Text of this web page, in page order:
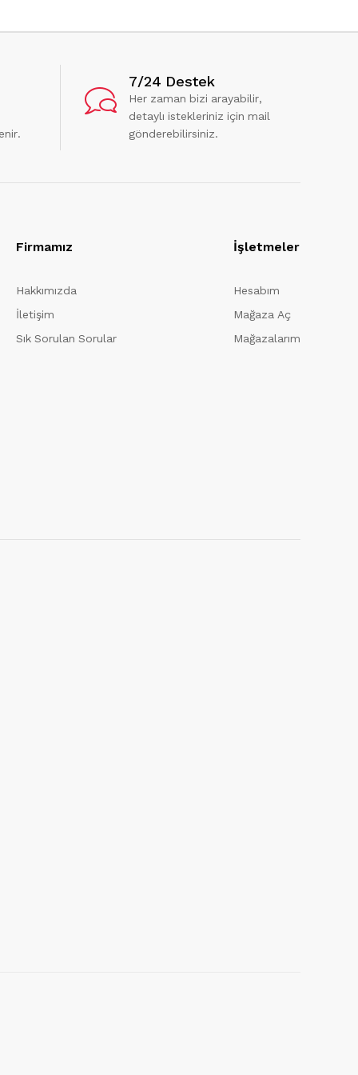
7/24 Destek
Her zaman bizi arayabilir,
detaylı istekleriniz için mail
gönderebilirsiniz.
Firmamız
Hakkımızda
İletişim
Sık Sorulan Sorular
İşletmeler
Hesabım
Mağaza Aç
Mağazalarım